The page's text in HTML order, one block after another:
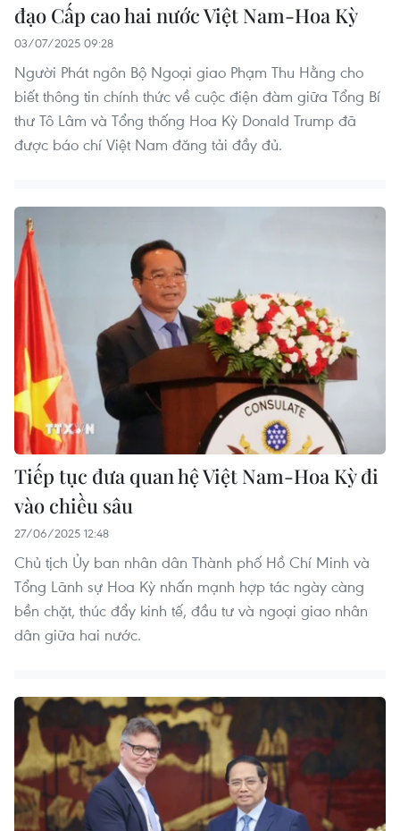
đạo Cấp cao hai nước Việt Nam-Hoa Kỳ
03/07/2025 09:28
Người Phát ngôn Bộ Ngoại giao Phạm Thu Hằng cho
biết thông tin chính thức về cuộc điện đàm giữa Tổng Bí
thư Tô Lâm và Tổng thống Hoa Kỳ Donald Trump đã
được báo chí Việt Nam đăng tải đầy đủ.
Tiếp tục đưa quan hệ Việt Nam-Hoa Kỳ đi
vào chiều sâu
27/06/2025 12:48
Chủ tịch Ủy ban nhân dân Thành phố Hồ Chí Minh và
Tổng Lãnh sự Hoa Kỳ nhấn mạnh hợp tác ngày càng
bền chặt, thúc đẩy kinh tế, đầu tư và ngoại giao nhân
dân giữa hai nước.